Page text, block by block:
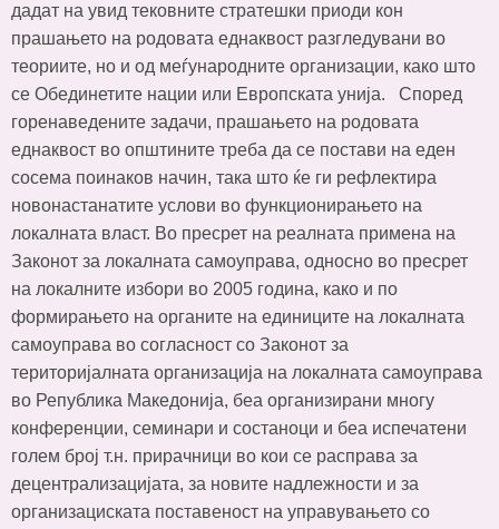
дадат на увид тековните стратешки приоди кон
прашањето на родовата еднаквост разгледувани во
теориите, но и од меѓународните организации, како што
се Обединетите нации или Европската унија. Според
горенаведените задачи, прашањето на родовата
еднаквост во општините треба да се постави на еден
сосема поинаков начин, така што ќе ги рефлектира
новонастанатите услови во функционирањето на
локалната власт. Во пресрет на реалната примена на
Законот за локалната самоуправа, односно во пресрет
на локалните избори во 2005 година, како и по
формирањето на органите на единиците на локалната
самоуправа во согласност со Законот за
територијалната организација на локалната самоуправа
во Република Македонија, беа организирани многу
конференции, семинари и состаноци и беа испечатени
голем број т.н. прирачници во кои се расправа за
децентрализацијата, за новите надлежности и за
организациската поставеност на управувањето со